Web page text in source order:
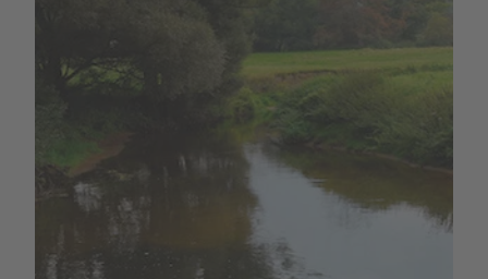
von den Höhen des Tecklenburger
Lands zu unserem Ausgangspunkt am
Waldgasthof. Wir gehen hinauf zur
Bundesstraße und rechts zur
Bushaltestelle "Dörenther Berg". Das
war eine Wandertour der Extraklasse!